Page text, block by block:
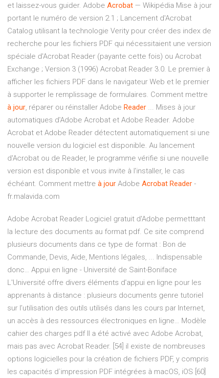
et laissez-vous guider. Adobe Acrobat — Wikipédia Mise à jour
portant le numéro de version 2.1 ; Lancement d'Acrobat
Catalog utilisant la technologie Verity pour créer des index de
recherche pour les fichiers PDF qui nécessitaient une version
spéciale d'Acrobat Reader (payante cette fois) ou Acrobat
Exchange ; Version 3 (1996) Acrobat Reader 3.0. Le premier à
afficher les fichiers PDF dans le navigateur Web et le premier
à supporter le remplissage de formulaires. Comment mettre
à jour, réparer ou réinstaller Adobe Reader ... Mises à jour
automatiques d'Adobe Acrobat et Adobe Reader. Adobe
Acrobat et Adobe Reader détectent automatiquement si une
nouvelle version du logiciel est disponible. Au lancement
d'Acrobat ou de Reader, le programme vérifie si une nouvelle
version est disponible et vous invite à l'installer, le cas
échéant. Comment mettre à jour Adobe Acrobat Reader -
fr.malavida.com
Adobe Acrobat Reader Logiciel gratuit d'Adobe permetttant
la lecture des documents au format pdf. Ce site comprend
plusieurs documents dans ce type de format : Bon de
Commande, Devis, Aide, Mentions légales, ... Indispensable
donc… Appui en ligne - Université de Saint-Boniface
L'Université offre divers éléments d'appui en ligne pour les
apprenants à distance : plusieurs documents genre tutoriel
sur l’utilisation des outils utilisés dans les cours par Internet,
un accès à des ressources électroniques en ligne… Modèle
cahier des charges pdfIl a été activé avec Adobe Acrobat,
mais pas avec Acrobat Reader. [54] il existe de nombreuses
options logicielles pour la création de fichiers PDF, y compris
les capacités d`impression PDF intégrées à macOS, iOS [60]